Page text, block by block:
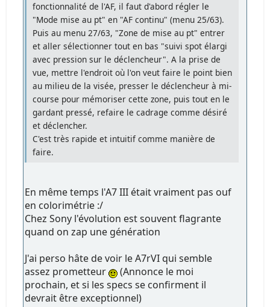
fonctionnalité de l'AF, il faut d'abord régler le
"Mode mise au pt" en "AF continu" (menu 25/63).
Puis au menu 27/63, "Zone de mise au pt" entrer
et aller sélectionner tout en bas "suivi spot élargi
avec pression sur le déclencheur". A la prise de
vue, mettre l'endroit où l'on veut faire le point bien
au milieu de la visée, presser le déclencheur à mi-
course pour mémoriser cette zone, puis tout en le
gardant pressé, refaire le cadrage comme désiré
et déclencher.
C'est très rapide et intuitif comme manière de
faire.
En même temps l'A7 III était vraiment pas ouf
en colorimétrie :/
Chez Sony l'évolution est souvent flagrante
quand on zap une génération
J'ai perso hâte de voir le A7rVI qui semble
assez prometteur
(Annonce le moi
prochain, et si les specs se confirment il
devrait être exceptionnel)